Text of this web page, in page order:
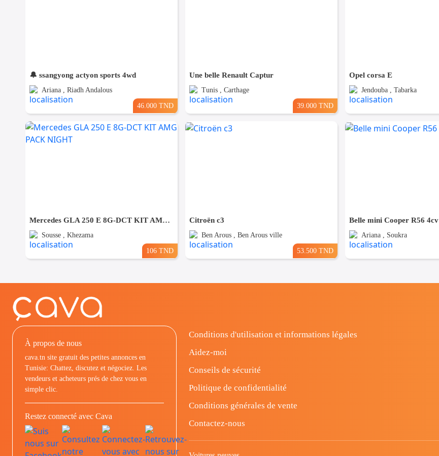
🔔 ssangyong actyon sports 4wd
Ariana , Riadh Andalous
46.000 TND
Une belle Renault Captur
Tunis , Carthage
39.000 TND
Opel corsa E
Jendouba , Tabarka
Mercedes GLA 250 E 8G-DCT KIT AMG PACK NIGHT
Sousse , Khezama
106 TND
Citroën c3
Ben Arous , Ben Arous ville
53.500 TND
Belle mini Cooper R56 4cv
Ariana , Soukra
À propos de nous
cava.tn site gratuit des petites annonces en
Tunisie: Chattez, discutez et négociez. Les
vendeurs et acheteurs prés de chez vous en
simple clic.
Restez connecté avec Cava
Conditions d'utilisation et informations légales
Aidez-moi
Conseils de sécurité
Politique de confidentialité
Conditions générales de vente
Contactez-nous